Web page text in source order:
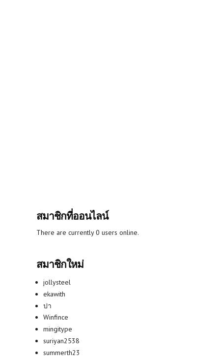
สมาชิกที่ออนไลน์
There are currently 0 users online.
สมาชิกใหม่
jollysteel
ekawith
ปา
Winfince
mingitype
suriyan2538
summerth23